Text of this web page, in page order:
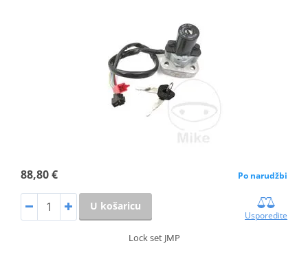
88,80 € Po narudžbi
U košaricu
Usporedite
Lock set JMP